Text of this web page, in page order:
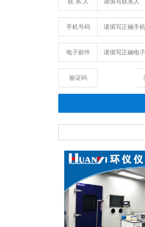
联 系 人
手机号码
电子邮件
验证码